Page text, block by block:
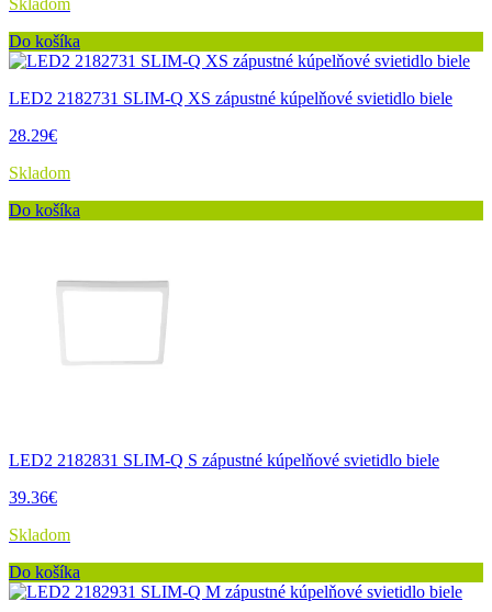
Do košíka
LED2 2182731 SLIM-Q XS zápustné kúpelňové svietidlo biele
28.29€
Skladom
Do košíka
LED2 2182831 SLIM-Q S zápustné kúpelňové svietidlo biele
39.36€
Skladom
Do košíka